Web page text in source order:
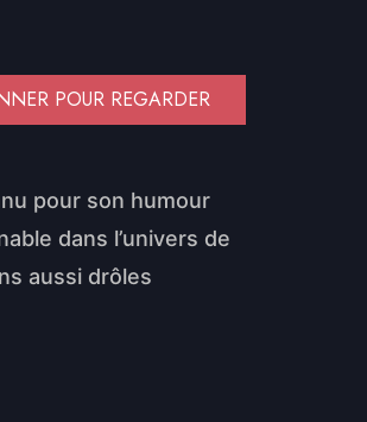
POUR REGARDER
pour son humour
dans l’univers de
aussi drôles